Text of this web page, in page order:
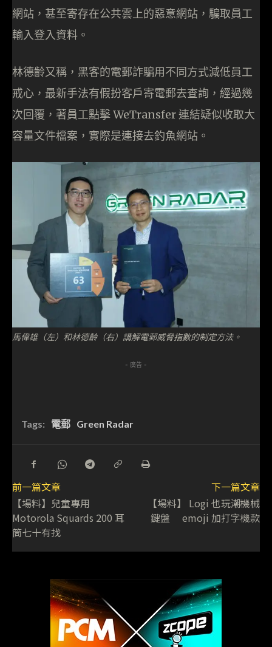
網站，甚至寄存在公共雲上的惡意網站，騙取員工
輸入登入資料。
林德齡又稱，黑客的電郵詐騙用不同方式減低員工
戒心，最新手法有假扮客戶寄電郵去查詢，經過幾
次回覆，著員工點擊 WeTransfer 連結疑似收取大
容量文件檔案，實際是連接去釣魚網站。
馬偉雄（左）和林德齡（右）講解電郵威脅指數的制定方法。
- 廣告 -
Tags: 電郵 Green Radar
前一篇文章
【場料】兒童專用
Motorola Squards 200 耳
筒七十有找
下一篇文章
【場料】 Logi 也玩潮機械
鍵盤 emoji 加打字機款